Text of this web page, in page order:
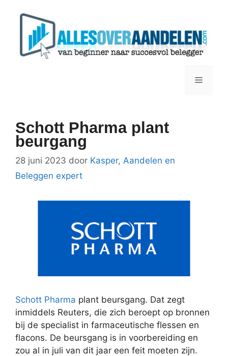
Menu
Schott Pharma plant
beurgang
28 juni 2023 door Kasper, Aandelen en
Beleggen expert
Schott Pharma plant beursgang. Dat zegt
inmiddels Reuters, die zich beroept op bronnen
bij de specialist in farmaceutische flessen en
flacons. De beursgang is in voorbereiding en
zou al in juli van dit jaar een feit moeten zijn.